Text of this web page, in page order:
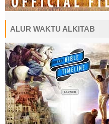
ALUR WAKTU ALKITAB